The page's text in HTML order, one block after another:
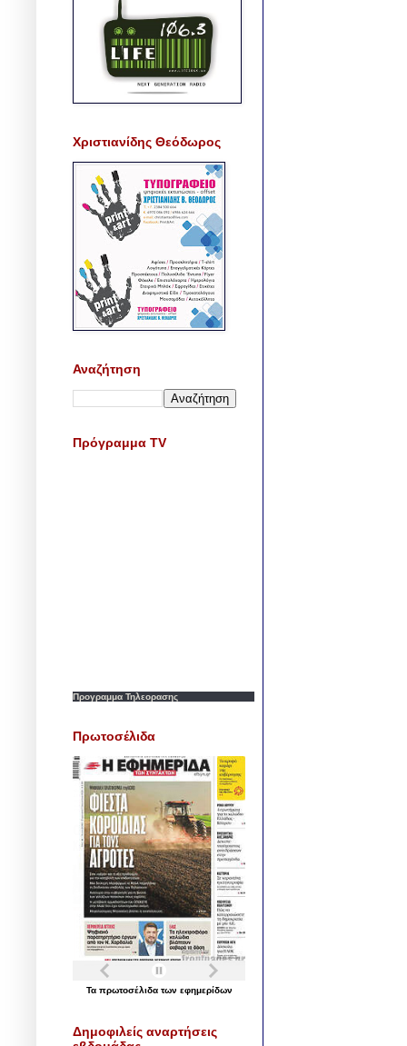
Χριστιανίδης Θεόδωρος
Αναζήτηση
Πρόγραμμα TV
Προγραμμα Τηλεορασης
Πρωτοσέλιδα
Τα πρωτοσέλιδα των εφημερίδων
Δημοφιλείς αναρτήσεις